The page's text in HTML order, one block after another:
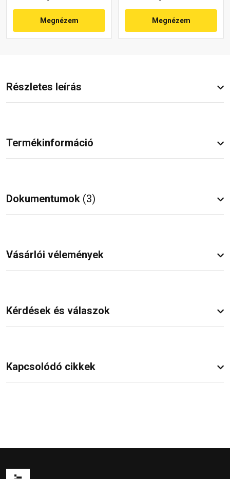
Megnézem Megnézem
Részletes leírás
Termékinformáció
Dokumentumok (3)
Vásárlói vélemények
Kérdések és válaszok
Kapcsolódó cikkek